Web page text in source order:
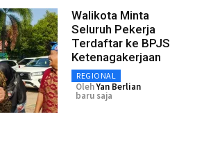
Walikota Minta
Seluruh Pekerja
Terdaftar ke BPJS
Ketenagakerjaan
REGIONAL
OlehYan Berlian
baru saja